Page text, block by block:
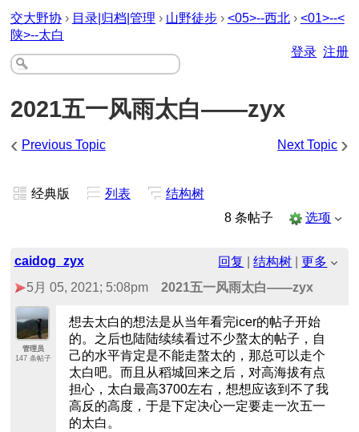
交大野协 › 目录|归档|管理 › 山野徒步 › <05>--西北 › <01>--<
陕>--太白
登录 注册
2021五一风雨太白——zyx
‹ Previous Topic Next Topic ›
经典版 列表
结构树
8 条帖子
选项
caidog_zyx 回复 |结构树 |更多
5月 05, 2021; 5:08pm
2021五一风雨太白——zyx
管理员
147 条帖子
想去太白的想法是从当年看完icer的帖子开始
的。之后也陆陆续续看过不少螯太的帖子，自
己的水平肯定是不能走螯太的，那总可以走个
太白吧。而且从稻城回来之后，对高海拔有点
担心，太白最高3700左右，想想应该到不了我
高反的高度，于是下定决心一定要走一次五一
的太白。